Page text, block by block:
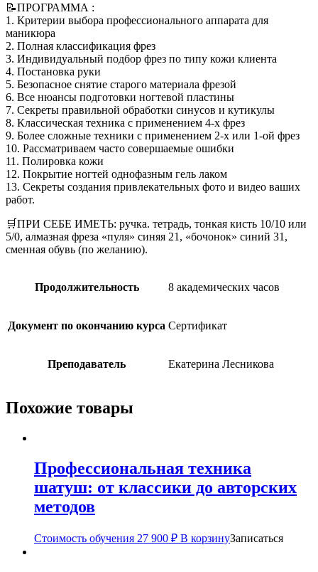
📝ПРОГРАММА :
1. Критерии выбора профессионального аппарата для
маникюра
2. Полная классификация фрез
3. Индивидуальный подбор фрез по типу кожи клиента
4. Постановка руки
5. Безопасное снятие старого материала фрезой
6. Все нюансы подготовки ногтевой пластины
7. Секреты правильной обработки синусов и кутикулы
8. Классическая техника с применением 4-х фрез
9. Более сложные техники с применением 2-х или 1-ой фрез
10. Рассматриваем часто совершаемые ошибки
11. Полировка кожи
12. Покрытие ногтей однофазным гель лаком
13. Секреты создания привлекательных фото и видео ваших
работ.
🛒ПРИ СЕБЕ ИМЕТЬ: ручка. тетрадь, тонкая кисть 10/10 или
5/0, алмазная фреза «пуля» синяя 21, «бочонок» синий 31,
сменная обувь (по желанию).
Продолжительность 8 академических часов
Документ по окончанию курса Сертификат
Преподаватель Екатерина Лесникова
Похожие товары
Профессиональная техника
шатуш: от классики до авторских
методов
Стоимость обучения 27 900 ₽ В корзинуЗаписаться